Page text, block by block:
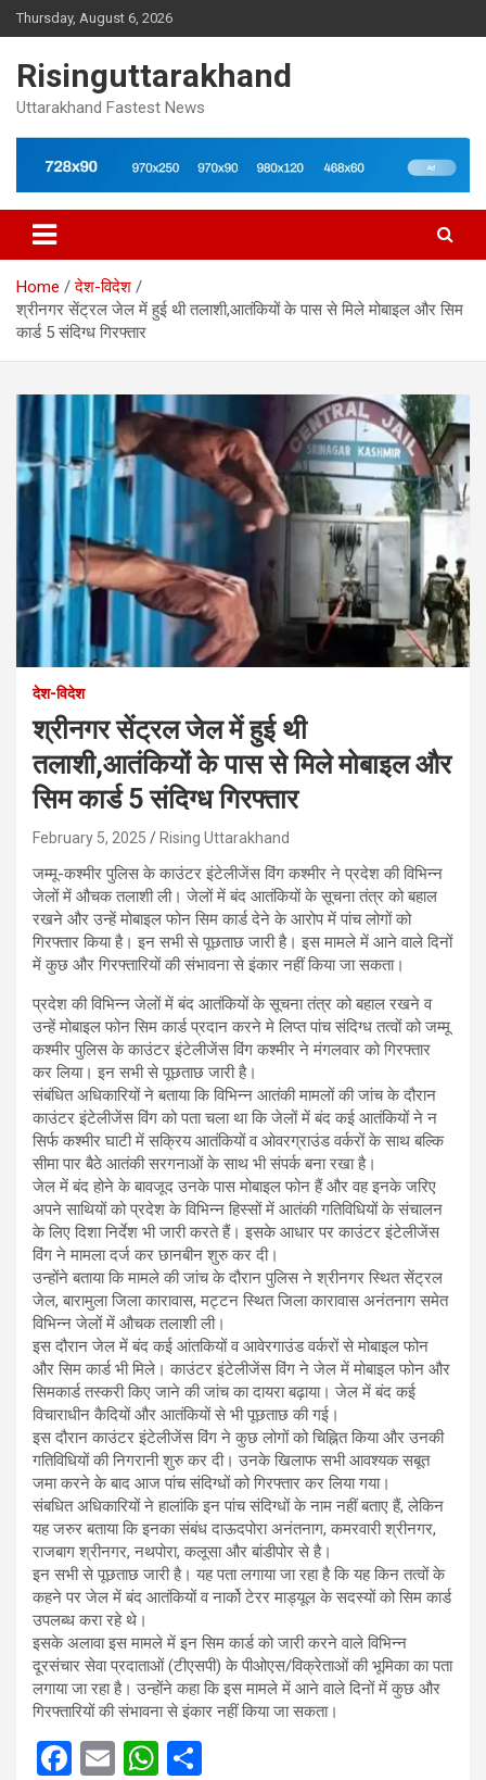
Skip
to
Thursday, August 6, 2026
Risinguttarakhand
Uttarakhand Fastest News
Home
देश-विदेश
श्रीनगर सेंट्रल जेल में हुई थी तलाशी,आतंकियों के पास से मिले मोबाइल और सिम
कार्ड 5 संदिग्ध गिरफ्तार
देश-विदेश
श्रीनगर सेंट्रल जेल में हुई थी
तलाशी,आतंकियों के पास से मिले मोबाइल और
सिम कार्ड 5 संदिग्ध गिरफ्तार
February 5, 2025 Rising Uttarakhand
जम्मू-कश्मीर पुलिस के काउंटर इंटेलीजेंस विंग कश्मीर ने प्रदेश की विभिन्न
जेलों में औचक तलाशी ली। जेलों में बंद आतंकियों के सूचना तंत्र को बहाल
रखने और उन्हें मोबाइल फोन सिम कार्ड देने के आरोप में पांच लोगों को
गिरफ्तार किया है। इन सभी से पूछताछ जारी है। इस मामले में आने वाले दिनों
में कुछ और गिरफ्तारियों की संभावना से इंकार नहीं किया जा सकता।
प्रदेश की विभिन्न जेलों में बंद आतंकियों के सूचना तंत्र को बहाल रखने व
उन्हें मोबाइल फोन सिम कार्ड प्रदान करने मे लिप्त पांच संदिग्ध तत्वों को जम्मू
कश्मीर पुलिस के काउंटर इंटेलीजेंस विंग कश्मीर ने मंगलवार को गिरफ्तार
कर लिया। इन सभी से पूछताछ जारी है।
संबंधित अधिकारियों ने बताया कि विभिन्न आतंकी मामलों की जांच के दौरान
काउंटर इंटेलीजेंस विंग को पता चला था कि जेलों में बंद कई आतंकियों ने न
सिर्फ कश्मीर घाटी में सक्रिय आतंकियों व ओवरग्राउंड वर्करों के साथ बल्कि
सीमा पार बैठे आतंकी सरगनाओं के साथ भी संपर्क बना रखा है।
जेल में बंद होने के बावजूद उनके पास मोबाइल फोन हैं और वह इनके जरिए
अपने साथियों को प्रदेश के विभिन्न हिस्सों में आतंकी गतिविधियों के संचालन
के लिए दिशा निर्देश भी जारी करते हैं। इसके आधार पर काउंटर इंटेलीजेंस
विंग ने मामला दर्ज कर छानबीन शुरु कर दी।
उन्होंने बताया कि मामले की जांच के दौरान पुलिस ने श्रीनगर स्थित सेंट्रल
जेल, बारामुला जिला कारावास, मट्टन स्थित जिला कारावास अनंतनाग समेत
विभिन्न जेलों में औचक तलाशी ली।
इस दौरान जेल में बंद कई आंतकियों व आवेरगाउंड वर्करों से मोबाइल फोन
और सिम कार्ड भी मिले। काउंटर इंटेलीजेंस विंग ने जेल में मोबाइल फोन और
सिमकार्ड तस्करी किए जाने की जांच का दायरा बढ़ाया। जेल में बंद कई
विचाराधीन कैदियों और आतंकियों से भी पूछताछ की गई।
इस दौरान काउंटर इंटेलीजेंस विंग ने कुछ लोगों को चिह्नित किया और उनकी
गतिविधियों की निगरानी शुरु कर दी। उनके खिलाफ सभी आवश्यक सबूत
जमा करने के बाद आज पांच संदिग्धों को गिरफ्तार कर लिया गया।
संबधित अधिकारियों ने हालांकि इन पांच संदिग्धों के नाम नहीं बताए हैं, लेकिन
यह जरुर बताया कि इनका संबंध दाऊदपोरा अनंतनाग, कमरवारी श्रीनगर,
राजबाग श्रीनगर, नथपोरा, कलूसा और बांडीपोर से है।
इन सभी से पूछताछ जारी है। यह पता लगाया जा रहा है कि यह किन तत्वों के
कहने पर जेल में बंद आतंकियों व नार्को टेरर माड्यूल के सदस्यों को सिम कार्ड
उपलब्ध करा रहे थे।
इसके अलावा इस मामले में इन सिम कार्ड को जारी करने वाले विभिन्न
दूरसंचार सेवा प्रदाताओं (टीएसपी) के पीओएस/विक्रेताओं की भूमिका का पता
लगाया जा रहा है। उन्होंने कहा कि इस मामले में आने वाले दिनों में कुछ और
गिरफ्तारियों की संभावना से इंकार नहीं किया जा सकता।
F
E
W